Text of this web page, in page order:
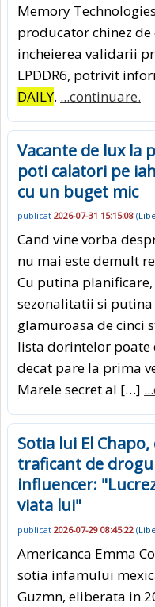
Memory
producator chinez
incheierea validarii
LPDDR6, potrivit
DAILY. ...continuare.
Vacante de lux la
poti calatori pe
cu un buget mic
publicat 2026-07-31 15:15:08 (
Cand vine vorba
nu mai este demult
Cu putina
sezonalitatii si
glamuroasa de cinci
lista dorintelor poate
decat pare la prima
Marele secret al […]
Sotia lui El
traficant de
influencer:
viata lui"
publicat 2026-07-29 08:45:22 (
Americanca Emma
sotia infamului
Guzmn, eliberata in